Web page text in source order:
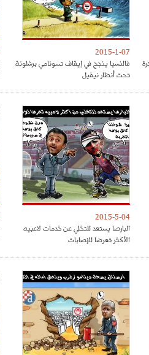
2015-1-07
فالنسيا ينجح في إيقاف تسونامي برشلونة
تحت أنظار نيفيل
2015-5-04
البارصا يستعد للتخلي عن خدمات لاعبيه
الأكثر تعرضا للإصابات